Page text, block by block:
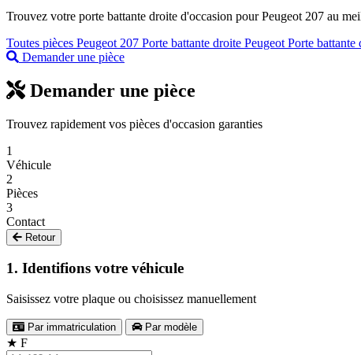
Trouvez votre porte battante droite d'occasion pour Peugeot 207 au
Toutes pièces Peugeot 207 Porte battante droite Peugeot Porte battante
Demander une pièce
Demander une pièce
Trouvez rapidement vos pièces d'occasion garanties
1
Véhicule
2
Pièces
3
Contact
Retour
1. Identifions votre véhicule
Saisissez votre plaque ou choisissez manuellement
Par immatriculation Par modèle
★ F